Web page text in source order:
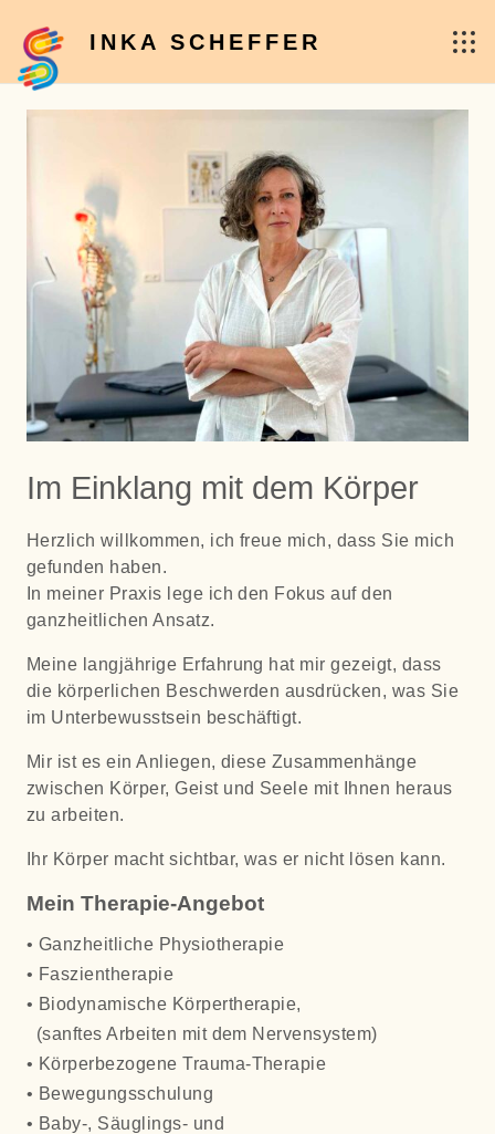
INKA SCHEFFER
Im Einklang mit dem Körper
Herzlich willkommen, ich freue mich, dass Sie mich
gefunden haben.
In meiner Praxis lege ich den Fokus auf den
ganzheitlichen Ansatz.
Meine langjährige Erfahrung hat mir gezeigt, dass
die körperlichen Beschwerden ausdrücken, was Sie
im Unterbewusstsein beschäftigt.
Mir ist es ein Anliegen, diese Zusammenhänge
zwischen Körper, Geist und Seele mit Ihnen heraus
zu arbeiten.
Ihr Körper macht sichtbar, was er nicht lösen kann.
Mein Therapie-Angebot
• Ganzheitliche Physiotherapie
• Faszientherapie
• Biodynamische Körpertherapie,
(sanftes Arbeiten mit dem Nervensystem)
• Körperbezogene Trauma-Therapie
• Bewegungsschulung
• Baby-, Säuglings- und